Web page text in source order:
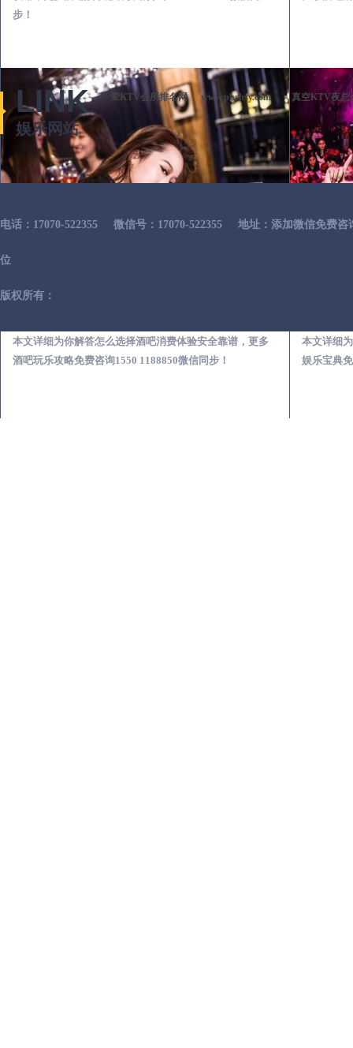
步！
本文详细为你解答怎么选择酒吧消费体验安全靠谱，更多
酒吧玩乐攻略免费咨询1550 1188850微信同步！
本文详细
娱乐宝典
LINK
娱乐网站
荤KTV会所排名网 www.phshsy.com 真空KTV夜总
电话：17070-522355 微信号：17070-522355 地址：添加微信免费咨
位
版权所有：